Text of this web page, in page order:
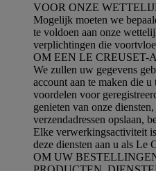
VOOR ONZE
Mogelijk moeten we
te voldoen aan onze
verplichtingen die
OM EEN LE
We zullen uw gegevens
account aan te maken die u
voordelen voor
genieten van onze
verzendadressen opslaan,
Elke verwerkingsactiviteit
deze diensten aan u als Le
OM UW